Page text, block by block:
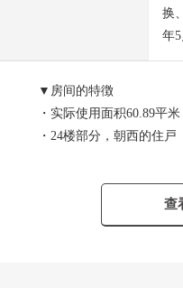
换
年
▼房间的特徴
・实际使用面积60.89平
・24楼部分，朝西的住戸
-在西式房间，两个壁橱
-走入式鞋柜
查